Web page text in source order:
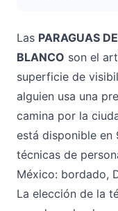
Las PARAGUAS
BLANCO son el
superficie de
alguien usa una
camina por la
está disponible en
técnicas de
México: bordado,
La elección de la